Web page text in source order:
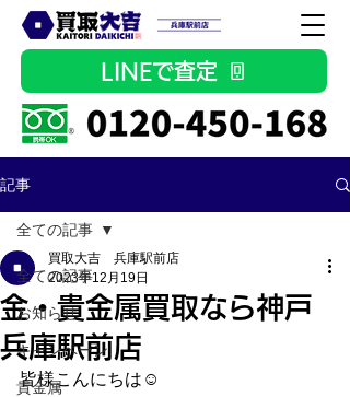
LINEで査定
記事
全ての記事
お知らせ
キャンペーン
貴金属
全ての記事
金・貴金属買取なら神戸
兵庫駅前店
買取大吉 兵庫駅前店
2023年12月19日
皆様こんにちは☺